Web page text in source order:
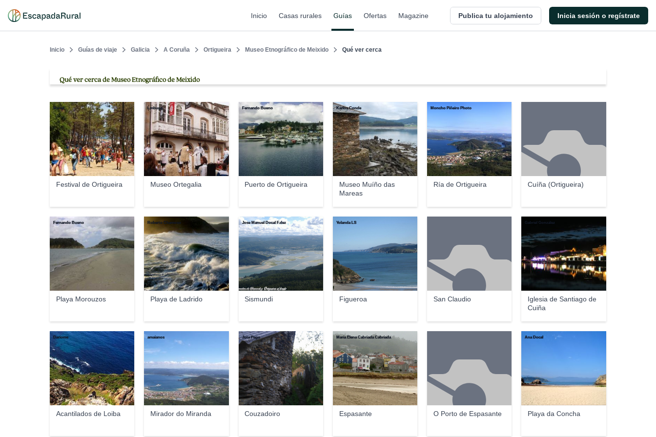
Inicio Casas rurales Guías Ofertas Magazine Publica tu alojamiento Inicia sesión o regístrate
Inicio Guías de viaje Galicia A Coruña Ortigueira Museo Etnográfico de Meixido Qué ver cerca
Qué ver cerca de Museo Etnográfico de Meixido
Festival de Ortigueira
Mánel
Museo Ortegalia
Lmbuga
Puerto de Ortigueira
Fernando Bueno
Museo Muíño das
Mareas
Karlos Conde
Ría de Ortigueira
Moncho Piñeiro Photo
Cuíña (Ortigueira)
Playa Morouzos
Fernando Bueno
Playa de Ladrido
Roberto Chamoso
Sismundi
Jose Manuel Docal F.dez
Figueroa
Yolanda LS
San Claudio
Iglesia de Santiago de
Cuiña
Gabriel González
Acantilados de Loiba
Dariome
Mirador do Miranda
amaianos
Couzadoiro
Jota Pego
Espasante
María Elena Cabriada Cabriada
O Porto de Espasante Playa da Concha
Ana Docal